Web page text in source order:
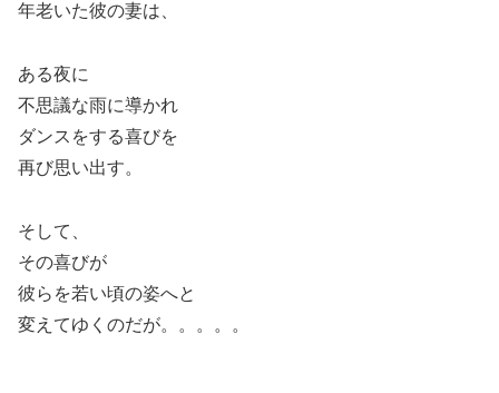
年老いた彼の妻は、
ある夜に
不思議な雨に導かれ
ダンスをする喜びを
再び思い出す。
そして、
その喜びが
彼らを若い頃の姿へと
変えてゆくのだが。。。。。